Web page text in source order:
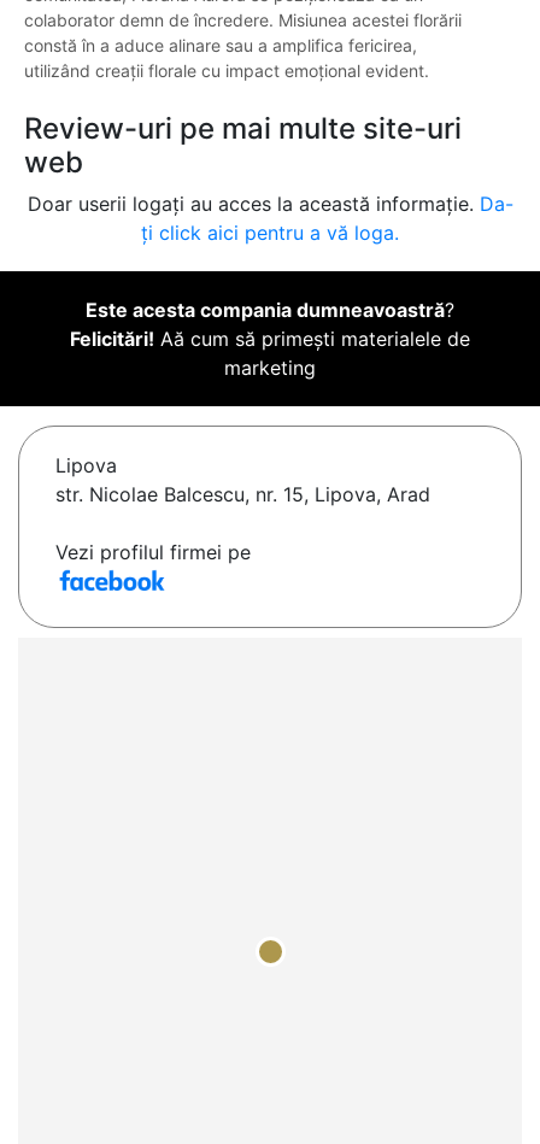
colaborator demn de încredere. Misiunea acestei florării
constă în a aduce alinare sau a amplifica fericirea,
utilizând creații florale cu impact emoțional evident.
Review-uri pe mai multe site-uri
web
Doar userii logați au acces la această informație. Da-
ți click aici pentru a vă loga.
Este acesta compania dumneavoastră?
Felicitări! Aă cum să primești materialele de
marketing
Lipova
str. Nicolae Balcescu, nr. 15, Lipova, Arad
Vezi profilul firmei pe